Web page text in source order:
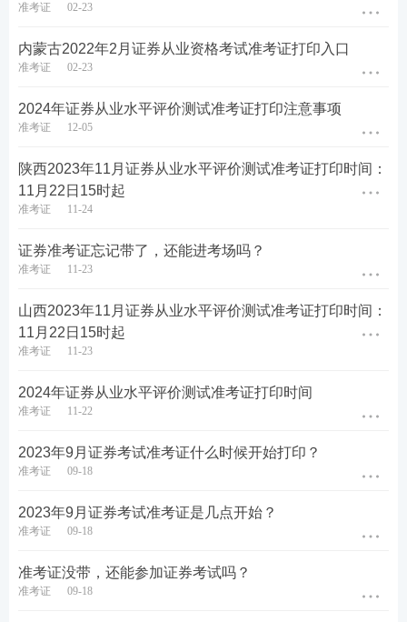
准考证 02-23
内蒙古2022年2月证券从业资格考试准考证打印入口
准考证 02-23
2024年证券从业水平评价测试准考证打印注意事项
准考证 12-05
陕西2023年11月证券从业水平评价测试准考证打印时间：
11月22日15时起
准考证 11-24
证券准考证忘记带了，还能进考场吗？
准考证 11-23
山西2023年11月证券从业水平评价测试准考证打印时间：
11月22日15时起
准考证 11-23
2024年证券从业水平评价测试准考证打印时间
准考证 11-22
2023年9月证券考试准考证什么时候开始打印？
准考证 09-18
2023年9月证券考试准考证是几点开始？
准考证 09-18
准考证没带，还能参加证券考试吗？
准考证 09-18